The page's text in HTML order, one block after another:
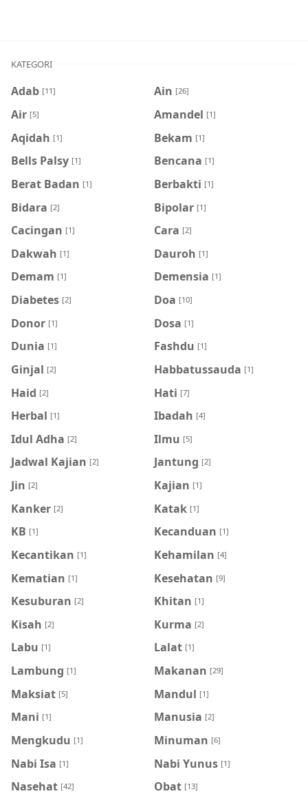
KATEGORI
Adab [11] Ain [26]
Air [5] Amandel [1]
Aqidah [1] Bekam [1]
Bells Palsy [1] Bencana [1]
Berat Badan [1] Berbakti [1]
Bidara [2] Bipolar [1]
Cacingan [1] Cara [2]
Dakwah [1] Dauroh [1]
Demam [1] Demensia [1]
Diabetes [2] Doa [10]
Donor [1] Dosa [1]
Dunia [1] Fashdu [1]
Ginjal [2] Habbatussauda [1]
Haid [2] Hati [7]
Herbal [1] Ibadah [4]
Idul Adha [2] Ilmu [5]
Jadwal Kajian [2] Jantung [2]
Jin [2] Kajian [1]
Kanker [2] Katak [1]
KB [1] Kecanduan [1]
Kecantikan [1] Kehamilan [4]
Kematian [1] Kesehatan [9]
Kesuburan [2] Khitan [1]
Kisah [2] Kurma [2]
Labu [1] Lalat [1]
Lambung [1] Makanan [29]
Maksiat [5] Mandul [1]
Mani [1] Manusia [2]
Mengkudu [1] Minuman [6]
Nabi Isa [1] Nabi Yunus [1]
Nasehat [42] Obat [13]